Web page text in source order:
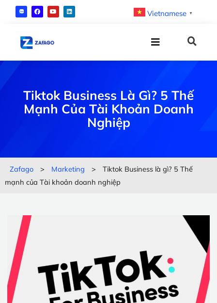
Vietnamese ▼
Tiktok Business Là Gì? 5 Thế
Mạnh Của Tài Khoản Doanh
Nghiệp
Zafago > Marketing >
Tiktok Business là gì? 5 Thế
mạnh của Tài khoản doanh nghiệp